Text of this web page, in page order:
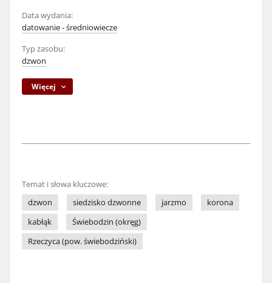
Data wydania:
datowanie - średniowiecze
Typ zasobu:
dzwon
Więcej
Temat i słowa kluczowe:
dzwon
siedzisko dzwonne jarzmo
korona
kabłąk
Świebodzin (okręg)
Rzeczyca (pow. świebodziński)